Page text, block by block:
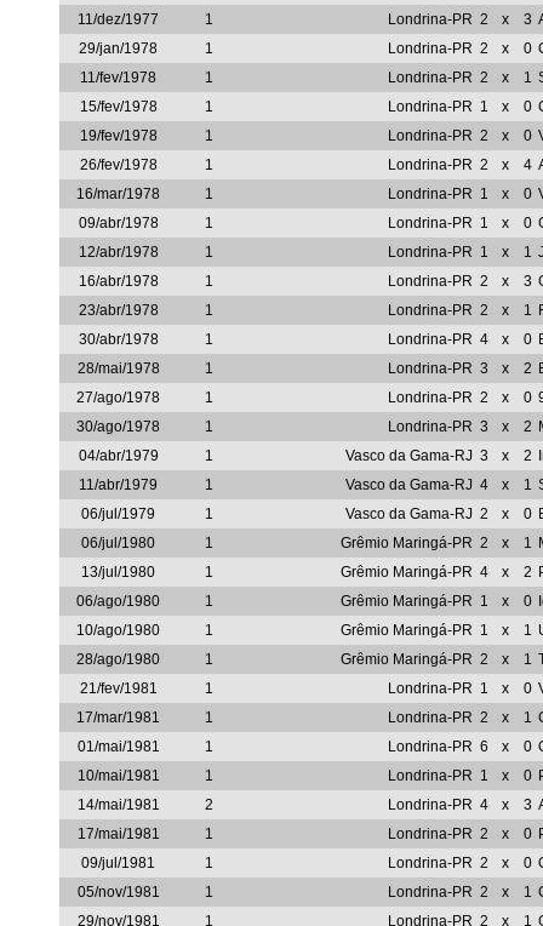
11/dez/1977
1 Londrina-PR 2 x 3
29/jan/1978
1 Londrina-PR 2 x 0
11/fev/1978
1 Londrina-PR 2 x 1
15/fev/1978
1 Londrina-PR 1 x 0
19/fev/1978
1 Londrina-PR 2 x 0
26/fev/1978
1 Londrina-PR 2 x 4
16/mar/1978
1 Londrina-PR 1 x 0
09/abr/1978
1 Londrina-PR 1 x 0
12/abr/1978
1 Londrina-PR 1 x 1
16/abr/1978
1 Londrina-PR 2 x 3
23/abr/1978
1 Londrina-PR 2 x 1
30/abr/1978
1 Londrina-PR 4 x 0
28/mai/1978
1 Londrina-PR 3 x 2
27/ago/1978
1 Londrina-PR 2 x 0
30/ago/1978
1 Londrina-PR 3 x 2
04/abr/1979
1 Vasco da Gama-RJ 3 x 2
11/abr/1979
1 Vasco da Gama-RJ 4 x 1
06/jul/1979
1 Vasco da Gama-RJ 2 x 0
06/jul/1980
1 Grêmio Maringá-PR 2 x 1
13/jul/1980
1 Grêmio Maringá-PR 4 x 2
06/ago/1980
1 Grêmio Maringá-PR 1 x 0
10/ago/1980
1 Grêmio Maringá-PR 1 x 1
28/ago/1980
1 Grêmio Maringá-PR 2 x 1
21/fev/1981
1 Londrina-PR 1 x 0
17/mar/1981
1 Londrina-PR 2 x 1
01/mai/1981
1 Londrina-PR 6 x 0
10/mai/1981
1 Londrina-PR 1 x 0
14/mai/1981
2 Londrina-PR 4 x 3
17/mai/1981
1 Londrina-PR 2 x 0
09/jul/1981
1 Londrina-PR 2 x 0
05/nov/1981
1 Londrina-PR 2 x 1
29/nov/1981
1 Londrina-PR 2 x 1